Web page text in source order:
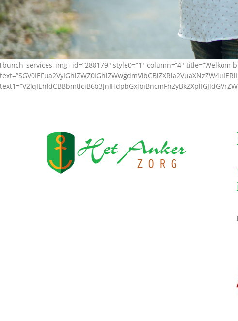
[bunch_services_img _id=”288179″ style0=”1″ column=”4″ title=”Welkom